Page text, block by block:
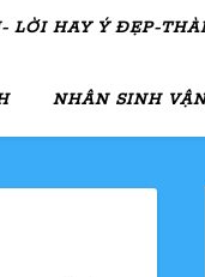
LỜI HAY Ý ĐẸP-
NHÂN SINH